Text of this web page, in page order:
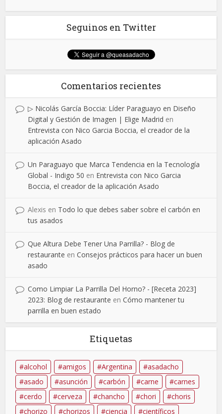
Seguinos en Twitter
Comentarios recientes
▷ Nicolás García Boccia: Líder Paraguayo en Diseño
Digital y Gestión de Imagen | Elige Madrid en
Entrevista con Nico Garcia Boccia, el creador de la
aplicación Asado
Un Paraguayo que Marca Tendencia en la Tecnología
Global - Indigo 50 en Entrevista con Nico Garcia
Boccia, el creador de la aplicación Asado
Alexis en Todo lo que debes saber sobre el carbón en
tus asados
Que Altura Debe Tener Una Parrilla? - Blog de
restaurante enConsejos prácticos para hacer un buen
asado
Como Limpiar La Parrilla Del Horno? - [Receta 2023]
2023: Blog de restaurante enCómo mantener tu
parrilla en buen estado
Etiquetas
alcohol amigos Argentina
asadacho
asado
asunción carbón carne
carnes
cerdo
cerveza chancho chori
choris
chorizo
chorizos ciencia científicos